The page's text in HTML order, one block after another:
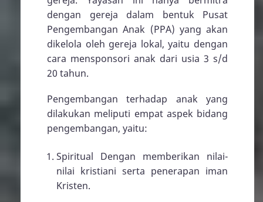
dengan gereja dalam bentuk Pusat
Pengembangan Anak (PPA) yang akan
dikelola oleh gereja lokal, yaitu dengan
cara mensponsori anak dari usia 3 s/d
20 tahun.
Pengembangan terhadap anak yang
dilakukan meliputi empat aspek bidang
pengembangan, yaitu:
Spiritual Dengan memberikan nilai-
nilai kristiani serta penerapan iman
Kristen.